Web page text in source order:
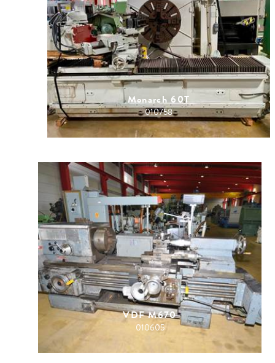
Monarch 60T
010758
VDF M670
010605